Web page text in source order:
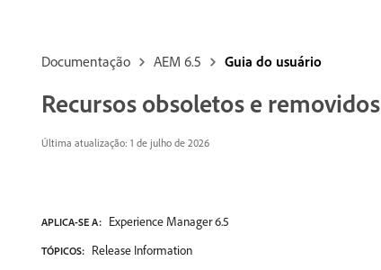
Documentação AEM 6.5 Guia do usuário
Recursos obsoletos e removidos
Última atualização: 1 de julho de 2026
APLICA-SE A: Experience Manager 6.5
TÓPICOS: Release Information